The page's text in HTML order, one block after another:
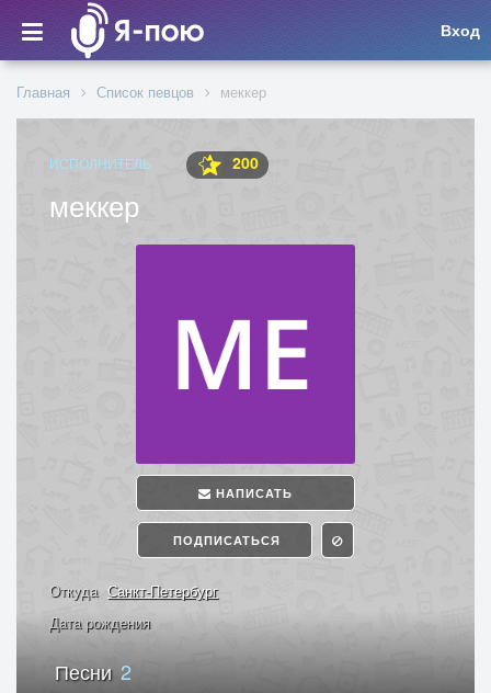
Вход
Главная Список певцов меккер
ИСПОЛНИТЕЛЬ 200
меккер
НАПИСАТЬ
ПОДПИСАТЬСЯ
Откуда Санкт-Петербург
Дата рождения
Песни 2